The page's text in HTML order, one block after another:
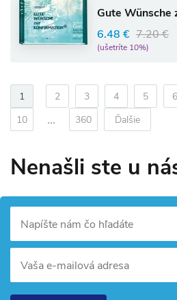
Gute Wünsche
6.48 € 7.20 €
(ušetríte 10%)
1 2 3 4 5 6
10
... 360 Ďalšie
Nenašli ste u
Napíšte nám čo hľadáte
Vaša e-mailová adresa